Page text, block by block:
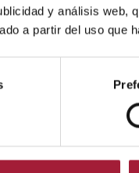
y análisis web,
a partir del uso que
catarrales propios
la parte de las aletas.
las piernas
secas.
esta estrecha
posible, los
con ropa y gafas las